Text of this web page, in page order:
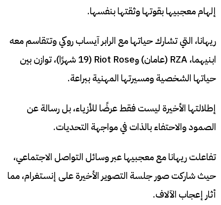
إلهام معجبيها بقوتها وثقتها بنفسها.
ريهانا، التي تشارك حياتها مع الرابر آيساب روكي وتتقاسم معه
ابنيهما، RZA (عامان) وRiot Rose (19 شهرًا)، توازن بين
حياتها الشخصية ومسيرتها المهنية ببراعة.
إطلالتها الأخيرة ليست فقط عرضًا للأزياء، بل رسالة عن
الصمود والاحتفاء بالذات في مواجهة التحديات.
تفاعلت ريهانا مع معجبيها عبر وسائل التواصل الاجتماعي،
حيث شاركت صور جلسة التصوير الأخيرة على إنستغرام، مما
أثار إعجاب الآلاف.